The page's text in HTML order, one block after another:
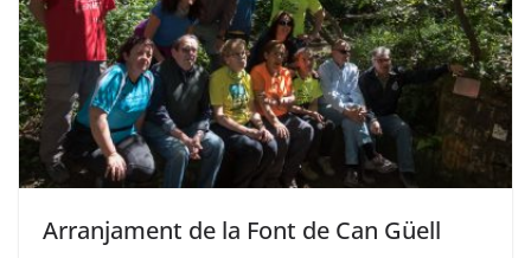
Arranjament de la Font de Can Güell